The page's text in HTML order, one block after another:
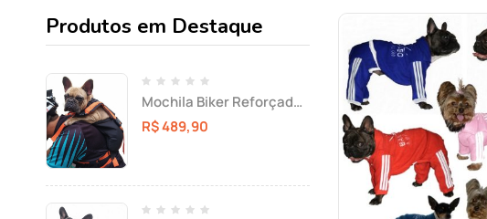
Produtos em Destaque
Mochila Biker Reforçada
Para Passeio Com Cães (
Feita Sob medidas ) Nas
dachshund )
R$489,90